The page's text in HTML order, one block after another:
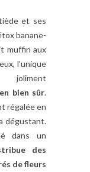
et ses
banane-
muffin aux
l’unique
bien sûr.
régalée en
dégustant.
dans un
des
de fleurs